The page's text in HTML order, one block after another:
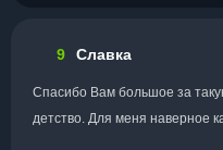
9 Славка
Спасибо Вам большое за
детство. Для меня наверное